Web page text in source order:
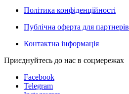
Політика конфіденційності
Публічна оферта для партнерів
Контактна інформація
Приєднуйтесь до нас в соцмережах
Facebook
Telegram